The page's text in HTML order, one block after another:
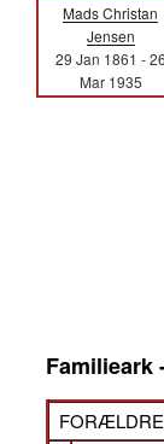
Mads Christan
Jensen
29 Jan 1861 -26
Mar 1935